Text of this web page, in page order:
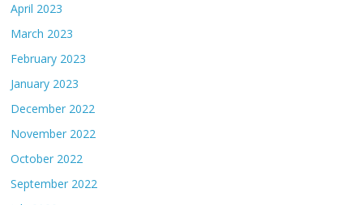
April 2023
March 2023
February 2023
January 2023
December 2022
November 2022
October 2022
September 2022